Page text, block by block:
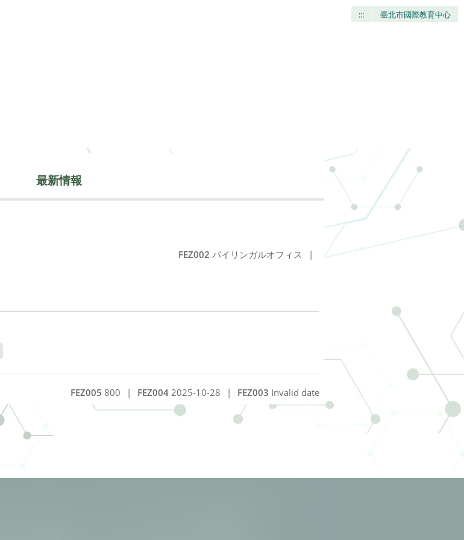
::: 臺北市國際教育中心
最新情報
FEZ002 バイリンガルオフィス |
FEZ003 Invalid date
FEZ004 2025-10-28 |
FEZ005 800 |